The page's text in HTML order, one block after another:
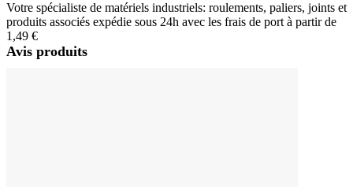
Votre spécialiste de matériels industriels: roulements, paliers, joints et
produits associés expédie sous 24h avec les frais de port à partir de
1,49 €
Avis produits